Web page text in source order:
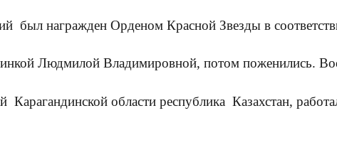
был награжден Орденом Красной Звезды в
Людмилой Владимировной, потом поженились.
области республика Казахстан,